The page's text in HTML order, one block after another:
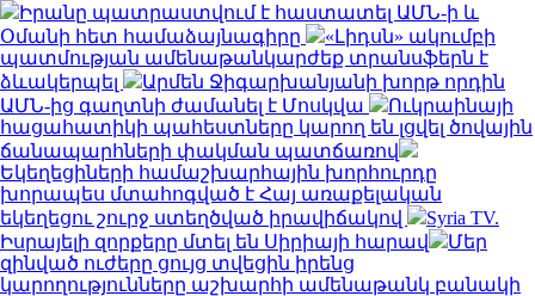
Իրանը պատրաստվում է հաստատել ԱՄՆ-ի և
Օմանի հետ համաձայնագիրը
«Լիդսն» ակումբի
պատմության ամենաթանկարժեք տրանսֆերն է
ձևակերպել
Արմեն Ջիգարխանյանի խորթ որդին
ԱՄՆ-ից գաղտնի ժամանել է Մոսկվա
Ուկրաինայի
հացահատիկի պահեստները կարող են լցվել ծովային
ճանապարհների փակման պատճառով
Եկեղեցիների համաշխարհային խորհուրդը
խորապես մտահոգված է Հայ առաքելական
եկեղեցու շուրջ ստեղծված իրավիճակով
Syria TV.
Իսրայելի զորքերը մտել են Սիրիայի հարավ
Մեր
զինված ուժերը ցույց տվեցին իրենց
կարողությունները աշխարհի ամենաթանկ բանակի